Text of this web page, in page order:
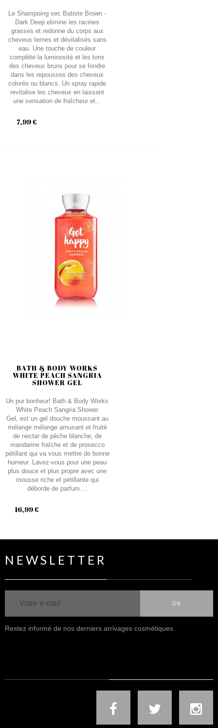
Le Shampoing sec Batiste Brown -
Dark Deep elimine les racines
grasses et redonne du corps aux
cheveux ternes et dévitalisés sans
eau. Une touche de couleur
complète la luminosité et les tons
des cheveux bruns pour se fondre
dans les repousses des cheveux
colorés ou blancs. Un spray rapide
revitalise les cheveux en laissant
une sensation de fraîcheur et...
7,99 €
BATH & BODY WORKS
WHITE PEACH SANGRIA
SHOWER GEL
Un pur bonheur! Bath & Body Works
White Peach Sangria Shower
Gel, est un gel douche moussant au
mélange mélange amusant et fruité
de nectar de pêche blanche, de
mandarine fraîche et de prosecco
pétillant qui va vous mettre de bonne
humeur. Lavez-vous pour une peau
plus douce et plus propre avec une
mousse riche et pétillante qui
déborde de parfum....
16,99 €
NEWSLETTER
OK
Restez informé de nos derniers arrivages cosmétiques.